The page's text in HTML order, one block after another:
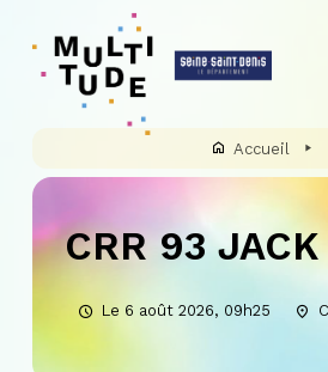
Accueil
CRR 93
Le 6 août 2026, 09h25
Panneau de gestion des cookies